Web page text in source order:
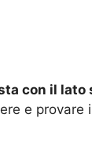
con il
e provare